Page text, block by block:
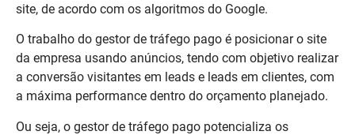
site, de acordo com os algoritmos do Google.
O trabalho do gestor de tráfego pago é posicionar o site
da empresa usando anúncios, tendo com objetivo realizar
a conversão visitantes em leads e leads em clientes, com
a máxima performance dentro do orçamento planejado.
Ou seja, o gestor de tráfego pago potencializa os